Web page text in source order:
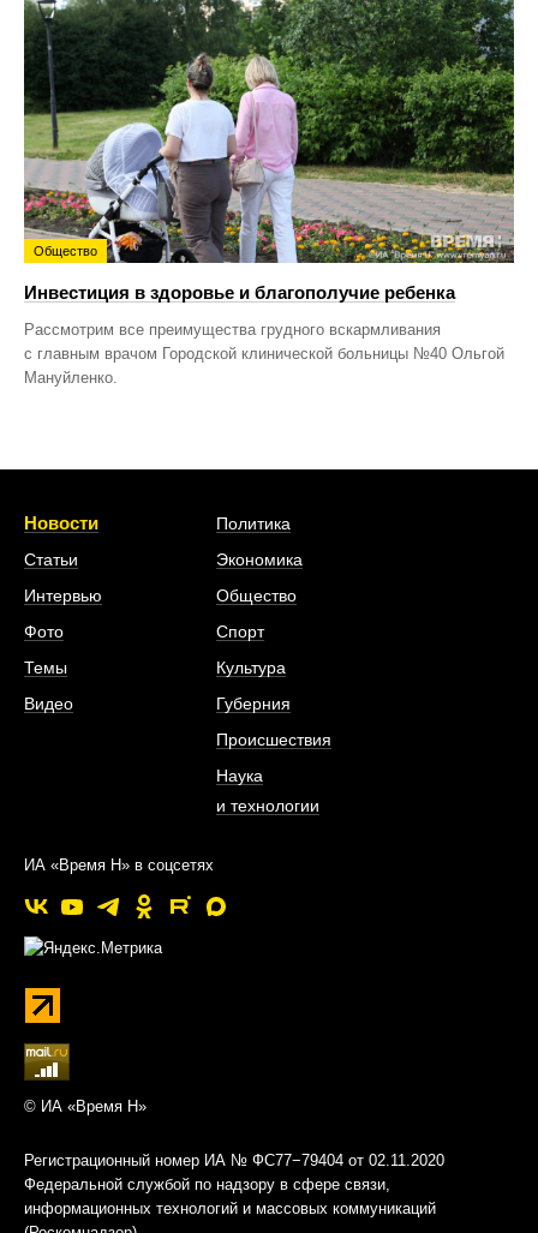
Общество
Инвестиция в здоровье и благополучие ребенка
Рассмотрим все преимущества грудного вскармливания
с главным врачом Городской клинической больницы №40 Ольгой
Мануйленко.
Новости
Статьи
Интервью
Фото
Темы
Видео
Политика
Экономика
Общество
Спорт
Культура
Губерния
Происшествия
Наука
и технологии
ИА «Время Н» в соцсетях
© ИА «Время Н»
Регистрационный номер ИА № ФС77−79404 от 02.11.2020
Федеральной службой по надзору в сфере связи,
информационных технологий и массовых коммуникаций